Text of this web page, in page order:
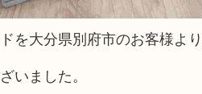
を大分県別府市のお客様よ
いました。